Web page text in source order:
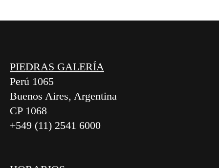
PIEDRAS GALERÍA
Perú 1065
Buenos Aires, Argentina
CP 1068
+549 (11) 2541 6000